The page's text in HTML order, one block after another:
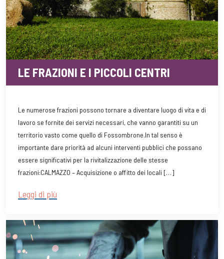
LE FRAZIONI E I PICCOLI CENTRI
Le numerose frazioni possono tornare a diventare luogo di vita e di
lavoro se fornite dei servizi necessari, che vanno garantiti su un
territorio vasto come quello di Fossombrone.In tal senso è
importante dare priorità ad alcuni interventi pubblici che possano
essere significativi per la rivitalizzazione delle stesse
frazioni:CALMAZZO – Acquisizione o affitto dei locali […]
Leggi di più